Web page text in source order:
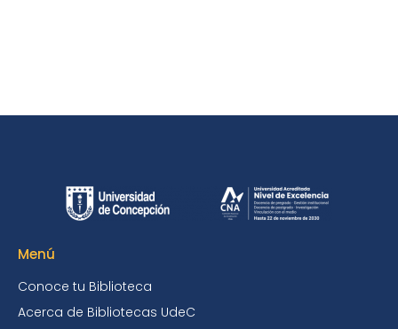
Menú
Conoce tu Biblioteca
Acerca de Bibliotecas UdeC